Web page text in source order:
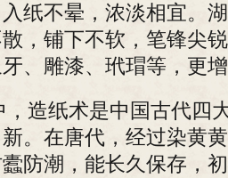
纸不晕，浓淡相宜。
，铺下不软，笔锋尖
、雕漆、玳瑁等，更
，造纸术是中国古代四
。在唐代，经过染黄
防潮，能长久保存，